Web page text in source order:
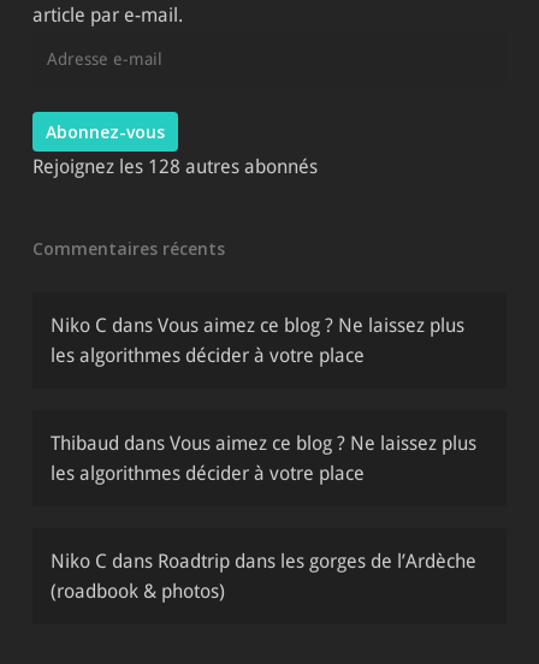
article par e-mail.
Abonnez-vous
Rejoignez les 128 autres abonnés
Commentaires récents
Niko C dans Vous aimez ce blog ? Ne laissez plus
les algorithmes décider à votre place
Thibaud dans Vous aimez ce blog ? Ne laissez plus
les algorithmes décider à votre place
Niko C dans Roadtrip dans les gorges de l’Ardèche
(roadbook & photos)